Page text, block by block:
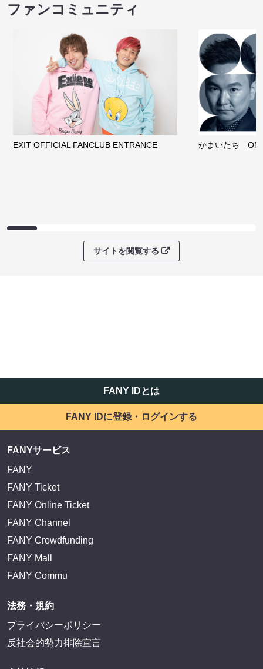
ファンコミュニティ
EXIT OFFICIAL FANCLUB ENTRANCE かまいたち
サイトを閲覧する
FANY IDとは
FANY IDに登録・ログインする
FANYサービス
FANY
FANY Ticket
FANY Online Ticket
FANY Channel
FANY Crowdfunding
FANY Mall
FANY Commu
法務・規約
プライバシーポリシー
反社会的勢力排除宣言